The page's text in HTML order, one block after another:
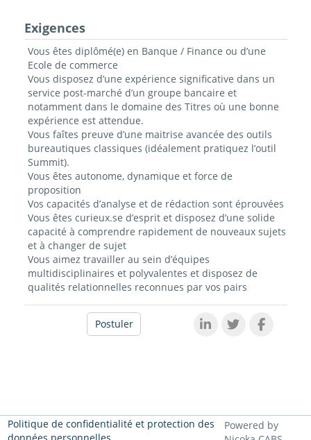
Exigences
Vous êtes diplômé(e) en Banque / Finance ou d’une
Ecole de commerce
Vous disposez d’une expérience significative dans un
service post-marché d’un groupe bancaire et
notamment dans le domaine des Titres où une bonne
expérience est attendue.
Vous faîtes preuve d’une maitrise avancée des outils
bureautiques classiques (idéalement pratiquez l’outil
Summit).
Vous êtes autonome, dynamique et force de
proposition
Vos capacités d’analyse et de rédaction sont éprouvées
Vous êtes curieux.se d’esprit et disposez d’une solide
capacité à comprendre rapidement de nouveaux sujets
et à changer de sujet
Vous aimez travailler au sein d’équipes
multidisciplinaires et polyvalentes et disposez de
qualités relationnelles reconnues par vos pairs
Postuler
Politique de confidentialité et protection des
données personnelles
Powered by